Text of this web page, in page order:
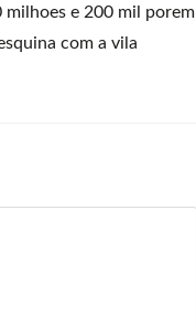
e 200 mil porem
com a vila